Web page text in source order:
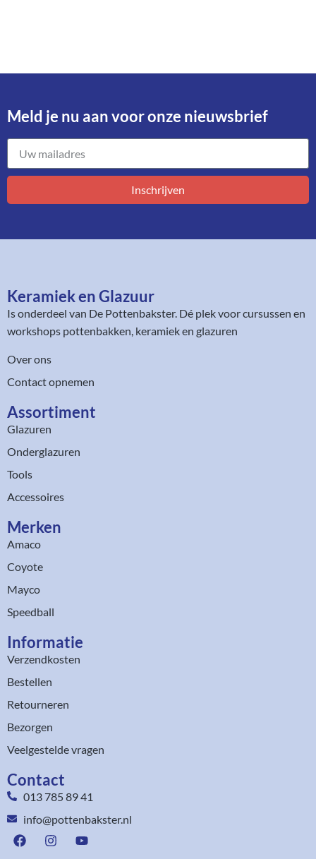
Meld je nu aan voor onze nieuwsbrief​
Inschrijven
Keramiek en Glazuur​
Is onderdeel van De Pottenbakster. Dé plek voor cursussen en
workshops pottenbakken, keramiek en glazuren
Over ons
Contact opnemen
Assortiment​
Glazuren
Onderglazuren
Tools
Accessoires
Merken
Amaco
Coyote
Mayco
Speedball
Informatie
Verzendkosten
Bestellen
Retourneren
Bezorgen
Veelgestelde vragen
Contact
013 785 89 41
info@pottenbakster.nl